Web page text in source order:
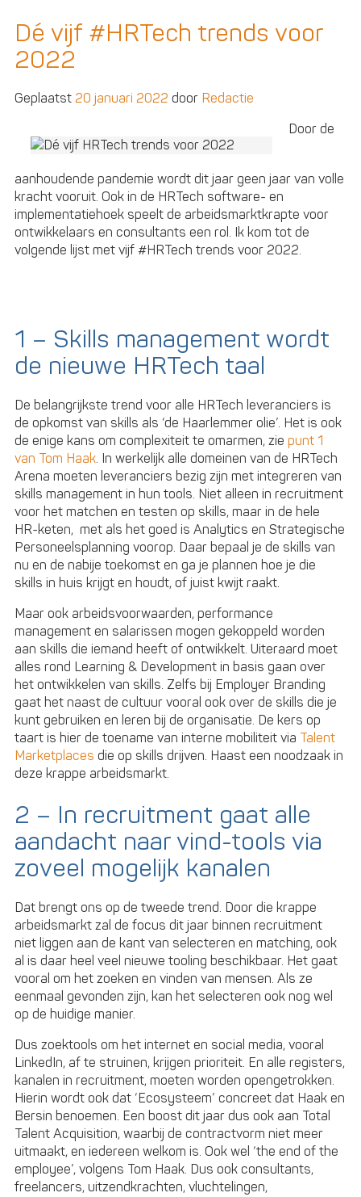
employment
screenings,
arbeidsmarkt
Dé vijf #HRTech trends voor
2022
Geplaatst 20 januari 2022 door Redactie
Door de
aanhoudende pandemie wordt dit jaar geen jaar van volle
kracht vooruit. Ook in de HRTech software- en
implementatiehoek speelt de arbeidsmarktkrapte voor
ontwikkelaars en consultants een rol. Ik kom tot de
volgende lijst met vijf #HRTech trends voor 2022.
1 – Skills management wordt
de nieuwe HRTech taal
De belangrijkste trend voor alle HRTech leveranciers is
de opkomst van skills als ‘de Haarlemmer olie’. Het is ook
de enige kans om complexiteit te omarmen, ziepunt 1
van Tom Haak. In werkelijk alle domeinen van de HRTech
Arena moeten leveranciers bezig zijn met integreren van
skills management in hun tools. Niet alleen in recruitment
voor het matchen en testen op skills, maar in de hele
HR-keten, met als het goed is Analytics en Strategische
Personeelsplanning voorop. Daar bepaal je de skills van
nu en de nabije toekomst en ga je plannen hoe je die
skills in huis krijgt en houdt, of juist kwijt raakt.
Maar ook arbeidsvoorwaarden, performance
management en salarissen mogen gekoppeld worden
aan skills die iemand heeft of ontwikkelt. Uiteraard moet
alles rond Learning & Development in basis gaan over
het ontwikkelen van skills. Zelfs bij Employer Branding
gaat het naast de cultuur vooral ook over de skills die je
kunt gebruiken en leren bij de organisatie. De kers op
taart is hier de toename van interne mobiliteit via Talent
Marketplaces die op skills drijven. Haast een noodzaak in
deze krappe arbeidsmarkt.
2 – In recruitment gaat alle
aandacht naar vind-tools via
zoveel mogelijk kanalen
Dat brengt ons op de tweede trend. Door die krappe
arbeidsmarkt zal de focus dit jaar binnen recruitment
niet liggen aan de kant van selecteren en matching, ook
al is daar heel veel nieuwe tooling beschikbaar. Het gaat
vooral om het zoeken en vinden van mensen. Als ze
eenmaal gevonden zijn, kan het selecteren ook nog wel
op de huidige manier.
Dus zoektools om het internet en social media, vooral
LinkedIn, af te struinen, krijgen prioriteit. En alle registers,
kanalen in recruitment, moeten worden opengetrokken.
Hierin wordt ook dat ‘Ecosysteem’ concreet dat Haak en
Bersin benoemen. Een boost dit jaar dus ook aan Total
Talent Acquisition, waarbij de contractvorm niet meer
uitmaakt, en iedereen welkom is. Ook wel ‘the end of the
employee’, volgens Tom Haak. Dus ook consultants,
freelancers, uitzendkrachten, vluchtelingen,